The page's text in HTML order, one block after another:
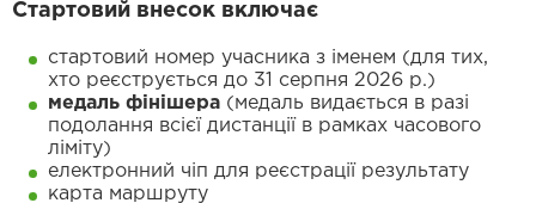
Стартовий внесок включає
стартовий номер учасника з іменем (для тих,
хто реєструється до 31 серпня 2026 р.)
медаль фінішера (медаль видається в разі
подолання всієї дистанції в рамках часового
ліміту)
електронний чіп для реєстрації результату
карта маршруту